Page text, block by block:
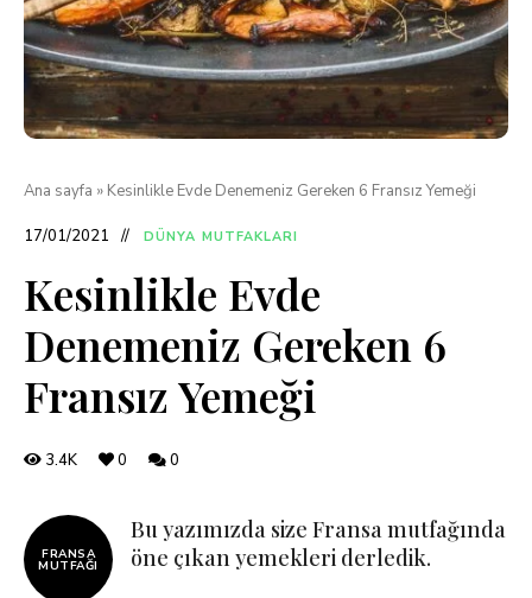
Ana sayfa » Kesinlikle Evde Denemeniz Gereken 6 Fransız Yemeği
17/01/2021 DÜNYA MUTFAKLARI
Kesinlikle Evde
Denemeniz Gereken 6
Fransız Yemeği
3.4K 0 0
FRANSA
MUTFAĞI
Bu yazımızda size Fransa mutfağında
öne çıkan yemekleri derledik.